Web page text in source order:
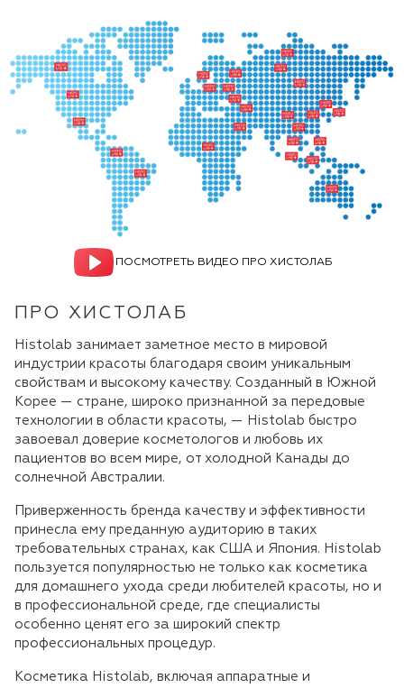
ПРО ХИСТОЛАБ
Histolab занимает заметное место в мировой
индустрии красоты благодаря своим уникальным
свойствам и высокому качеству. Созданный в Южной
Корее — стране, широко признанной за передовые
технологии в области красоты, — Histolab быстро
завоевал доверие косметологов и любовь их
пациентов во всем мире, от холодной Канады до
солнечной Австралии.
Приверженность бренда качеству и эффективности
принесла ему преданную аудиторию в таких
требовательных странах, как США и Япония. Histolab
пользуется популярностью не только как косметика
для домашнего ухода среди любителей красоты, но и
в профессиональной среде, где специалисты
особенно ценят его за широкий спектр
профессиональных процедур.
Косметика Histolab, включая аппаратные и
ПОСМОТРЕТЬ ВИДЕО ПРО ХИСТОЛАБ